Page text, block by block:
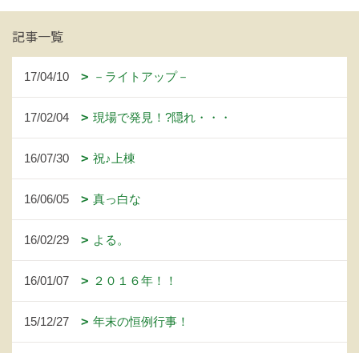
記事一覧
17/04/10 －ライトアップ－
17/02/04 現場で発見！?隠れ・・・
16/07/30 祝♪上棟
16/06/05 真っ白な
16/02/29 よる。
16/01/07 ２０１６年！！
15/12/27 年末の恒例行事！